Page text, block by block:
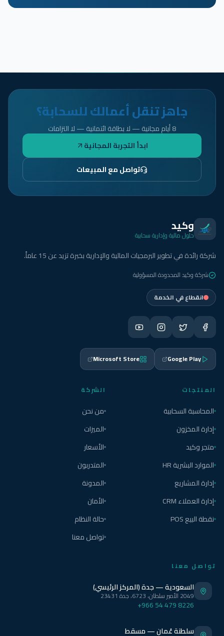
جاهز تنقل أعمالك للسحابة؟
8 أيام مجانية — لا بطاقة ائتمانية — لا التزامات
ابدأ التجربة المجانية
تواصل مع المبيعات
وكيد
حلول مالية وإدارية سحابية
شركة رائدة في تطوير البرمجيات المالية والإدارية بخبرة تزيد عن 15 عاماً.
شركة وكيد المحدودة المسؤولية
انقطاع في الخدمة
Google Play
Microsoft Store
المنتجات
المحاسبة السحابية
إدارة المخزون
متجر وكيد
الموارد البشرية HR
إدارة المشاريع
إدارة العملاء CRM
نقطة البيع POS
الشركة
من نحن
الميزات
الأسعار
المتدربون
المدونة
الأمان
حالة النظام
تواصل معنا
تواصل معنا
السعودية — جدة (المركز الرئيسي)
2049 الأمير سلطان، 6723، جدة 23431
+966 54 479 8226
سلطنة عُمان — مسقط